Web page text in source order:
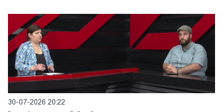
30-07-2026 20:22